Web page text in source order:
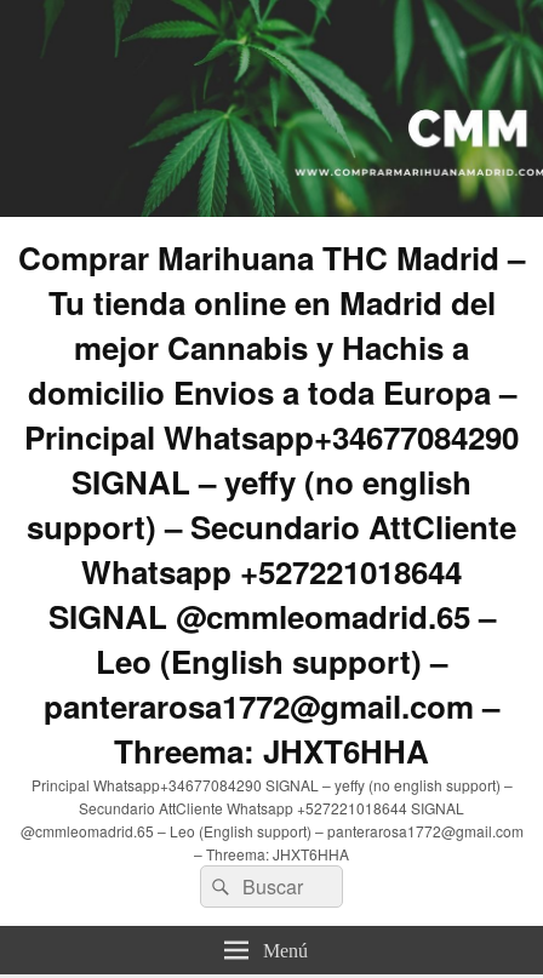
Comprar Marihuana THC Madrid –
Tu tienda online en Madrid del
mejor Cannabis y Hachis a
domicilio Envios a toda Europa –
Principal Whatsapp+34677084290
SIGNAL – yeffy (no english
support) – Secundario AttCliente
Whatsapp +527221018644
SIGNAL @cmmleomadrid.65 –
Leo (English support) –
panterarosa1772@gmail.com –
Threema: JHXT6HHA
Principal Whatsapp+34677084290 SIGNAL – yeffy (no english support) –
Secundario AttCliente Whatsapp +527221018644 SIGNAL
@cmmleomadrid.65 – Leo (English support) – panterarosa1772@gmail.com
– Threema: JHXT6HHA
Buscar
por:
Buscar
Menú